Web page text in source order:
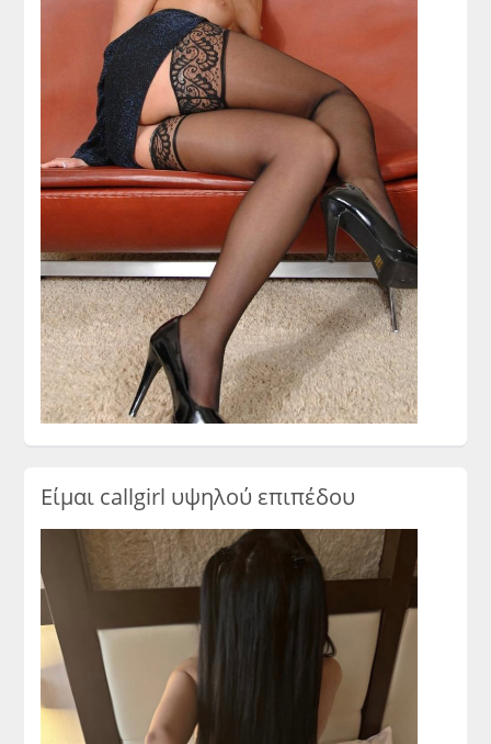
Είμαι callgirl υψηλού επιπέδου